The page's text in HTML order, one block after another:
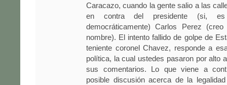
Caracazo, cuando la gente salio a las
en contra del presidente (si, es
democráticamente) Carlos Perez
nombre). El intento fallido de golpe de
teniente coronel Chavez, responde a
política, la cual ustedes pasaron por alto
sus comentarios. Lo que viene a
posible discusión acerca de la